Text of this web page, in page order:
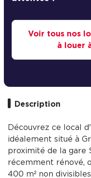
Voir tous nos
à louer
Description
Découvrez ce local
idéalement situé à
proximité de la gare
récemment rénové,
400 m² non